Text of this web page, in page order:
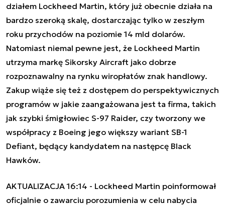
działem Lockheed Martin, który już obecnie działa na
bardzo szeroką skalę, dostarczając tylko w zeszłym
roku przychodów na poziomie 14 mld dolarów.
Natomiast niemal pewne jest, że Lockheed Martin
utrzyma markę Sikorsky Aircraft jako dobrze
rozpoznawalny na rynku wiropłatów znak handlowy.
Zakup wiąże się też z dostępem do perspektywicznych
programów w jakie zaangażowana jest ta firma, takich
jak szybki śmigłowiec S-97 Raider, czy tworzony we
współpracy z Boeing jego większy wariant SB-1
Defiant, będący kandydatem na następcę Black
Hawków.
AKTUALIZACJA 16:14 - Lockheed Martin poinformował
oficjalnie o zawarciu porozumienia w celu nabycia